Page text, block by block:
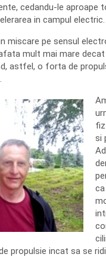
cedandu-le aproape
in campul electric.
miscare pe sensul
mult mai mare decat
astfel, o forta de
si
propulsie incat sa se